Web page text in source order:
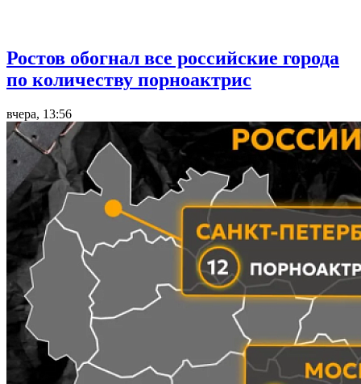
Ростов обогнал все российские города
по количеству порноактрис
вчера, 13:56